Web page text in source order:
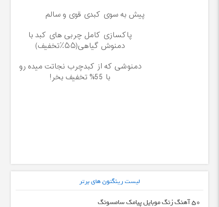
پیش به سوی کبدی قوی و سالم
پاکسازی کامل چربی های کبد با
دمنوش گیاهی(۵۵٪تخفیف)
دمنوشی که از کبدچرب نجاتت میده رو
با 55% تخفیف بخر!
لیست رینگتون های برتر
50 آهنگ زنگ موبایل پیامک سامسونگ